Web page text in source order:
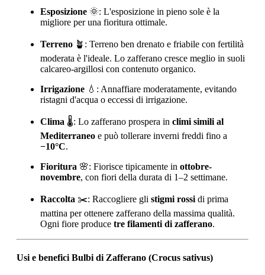
Esposizione 🌞: L'esposizione in pieno sole è la
migliore per una fioritura ottimale.
Terreno 🪴: Terreno ben drenato e friabile con fertilità
moderata è l'ideale. Lo zafferano cresce meglio in suoli
calcareo-argillosi con contenuto organico.
Irrigazione 💧: Annaffiare moderatamente, evitando
ristagni d'acqua o eccessi di irrigazione.
Clima 🌡️: Lo zafferano prospera in climi simili al
Mediterraneo e può tollerare inverni freddi fino a
−10°C.
Fioritura 🌸: Fiorisce tipicamente in ottobre-
novembre, con fiori della durata di 1–2 settimane.
Raccolta ✂️: Raccogliere gli stigmi rossi di prima
mattina per ottenere zafferano della massima qualità.
Ogni fiore produce tre filamenti di zafferano.
Usi e benefici Bulbi di Zafferano (Crocus sativus)